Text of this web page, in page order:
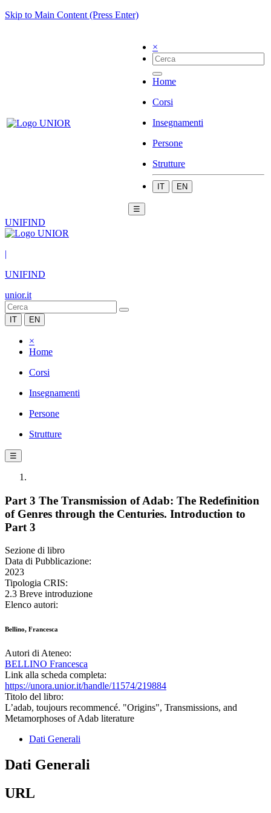
Skip to Main Content (Press Enter)
×
Home
Corsi
Insegnamenti
Persone
Strutture
IT EN
☰
UNIFIND
|
UNIFIND
unior.it
IT EN
×
Home
Corsi
Insegnamenti
Persone
Strutture
☰
Part 3 The Transmission of Adab: The Redefinition
of Genres through the Centuries. Introduction to
Part 3
Sezione di libro
Data di Pubblicazione:
2023
Tipologia CRIS:
2.3 Breve introduzione
Elenco autori:
Bellino, Francesca
Autori di Ateneo:
BELLINO Francesca
Link alla scheda completa:
https://unora.unior.it/handle/11574/219884
Titolo del libro:
L’adab, toujours recommencé. "Origins", Transmissions, and
Metamorphoses of Adab literature
Dati Generali
Dati Generali
URL